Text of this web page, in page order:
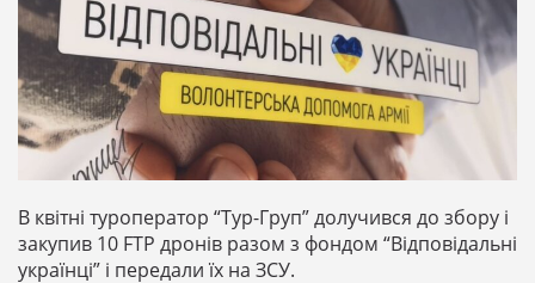
В квітні туроператор “Тур-Груп” долучився до збору і
закупив 10 FTP дронів разом з фондом “Відповідальні
українці” і передали їх на ЗСУ.